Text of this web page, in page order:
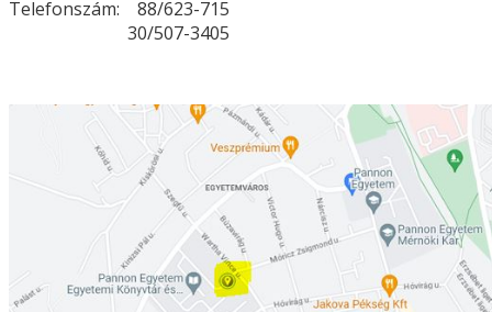
Telefonszám: 88/623-715
30/507-3405